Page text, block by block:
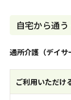
自宅から通
通所介護（デイサ
ご利用いただけ